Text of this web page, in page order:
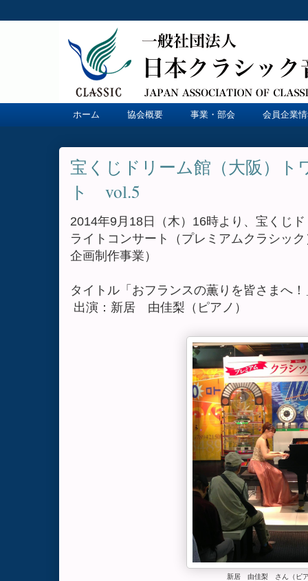
ホーム 協会概要 事業・部会 会員企業
宝くじドリーム館（大阪）ト
ト vol.5
2014年9月18日（木）16時より、宝くじ
ライトコンサート（プレミアムクラシッ
企画制作事業）
タイトル「おフランスの薫りを皆さまへ！
出演：新居 由佳梨（ピアノ）
新居 由佳梨 さん（ピ